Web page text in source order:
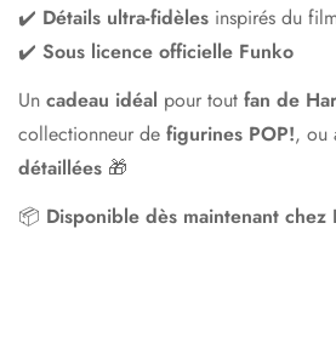
✔️ Détails ultra-fidèles inspirés du
✔️ Sous licence officielle Funko
Un cadeau idéal pour tout fan de
collectionneur de figurines POP!, ou
détaillées 🎁
📦 Disponible dès maintenant chez